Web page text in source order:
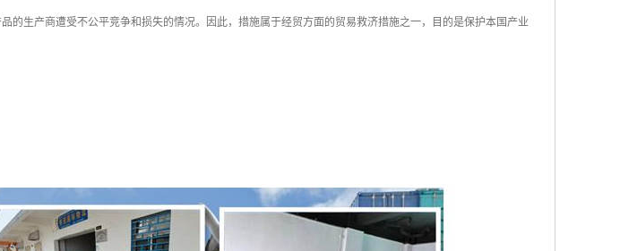
的生产商遭受不公平竞争和损失的情况。因此，措施属于经贸方面的贸易救济措施之一，目的是保护本国产业